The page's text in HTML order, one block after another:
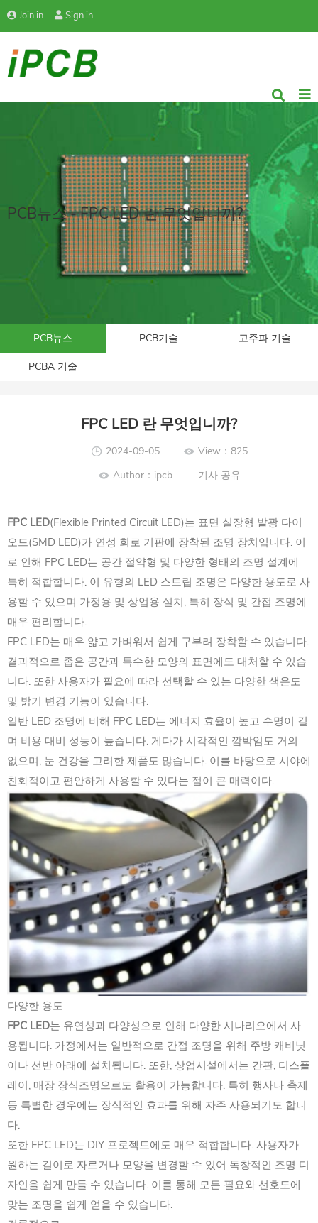
Join in Sign in
PCB뉴스 - FPC LED 란 무엇입니까?
PCB뉴스 PCB기술 고주파 기술
PCBA 기술
FPC LED 란 무엇입니까?
2024-09-05
View：825
Author：ipcb 기사 공유
FPC LED(Flexible Printed Circuit LED)는 표면 실장형 발광 다이
오드(SMD LED)가 연성 회로 기판에 장착된 조명 장치입니다. 이
로 인해 FPC LED는 공간 절약형 및 다양한 형태의 조명 설계에
특히 적합합니다. 이 유형의 LED 스트립 조명은 다양한 용도로 사
용할 수 있으며 가정용 및 상업용 설치, 특히 장식 및 간접 조명에
매우 편리합니다.
FPC LED는 매우 얇고 가벼워서 쉽게 구부려 장착할 수 있습니다.
결과적으로 좁은 공간과 특수한 모양의 표면에도 대처할 수 있습
니다. 또한 사용자가 필요에 따라 선택할 수 있는 다양한 색온도
및 밝기 변경 기능이 있습니다.
일반 LED 조명에 비해 FPC LED는 에너지 효율이 높고 수명이 길
며 비용 대비 성능이 높습니다. 게다가 시각적인 깜박임도 거의
없으며, 눈 건강을 고려한 제품도 많습니다. 이를 바탕으로 시야에
친화적이고 편안하게 사용할 수 있다는 점이 큰 매력이다.
다양한 용도
FPC LED는 유연성과 다양성으로 인해 다양한 시나리오에서 사
용됩니다. 가정에서는 일반적으로 간접 조명을 위해 주방 캐비닛
이나 선반 아래에 설치됩니다. 또한, 상업시설에서는 간판, 디스플
레이, 매장 장식조명으로도 활용이 가능합니다. 특히 행사나 축제
등 특별한 경우에는 장식적인 효과를 위해 자주 사용되기도 합니
다.
또한 FPC LED는 DIY 프로젝트에도 매우 적합합니다. 사용자가
원하는 길이로 자르거나 모양을 변경할 수 있어 독창적인 조명 디
자인을 쉽게 만들 수 있습니다. 이를 통해 모든 필요와 선호도에
맞는 조명을 쉽게 얻을 수 있습니다.